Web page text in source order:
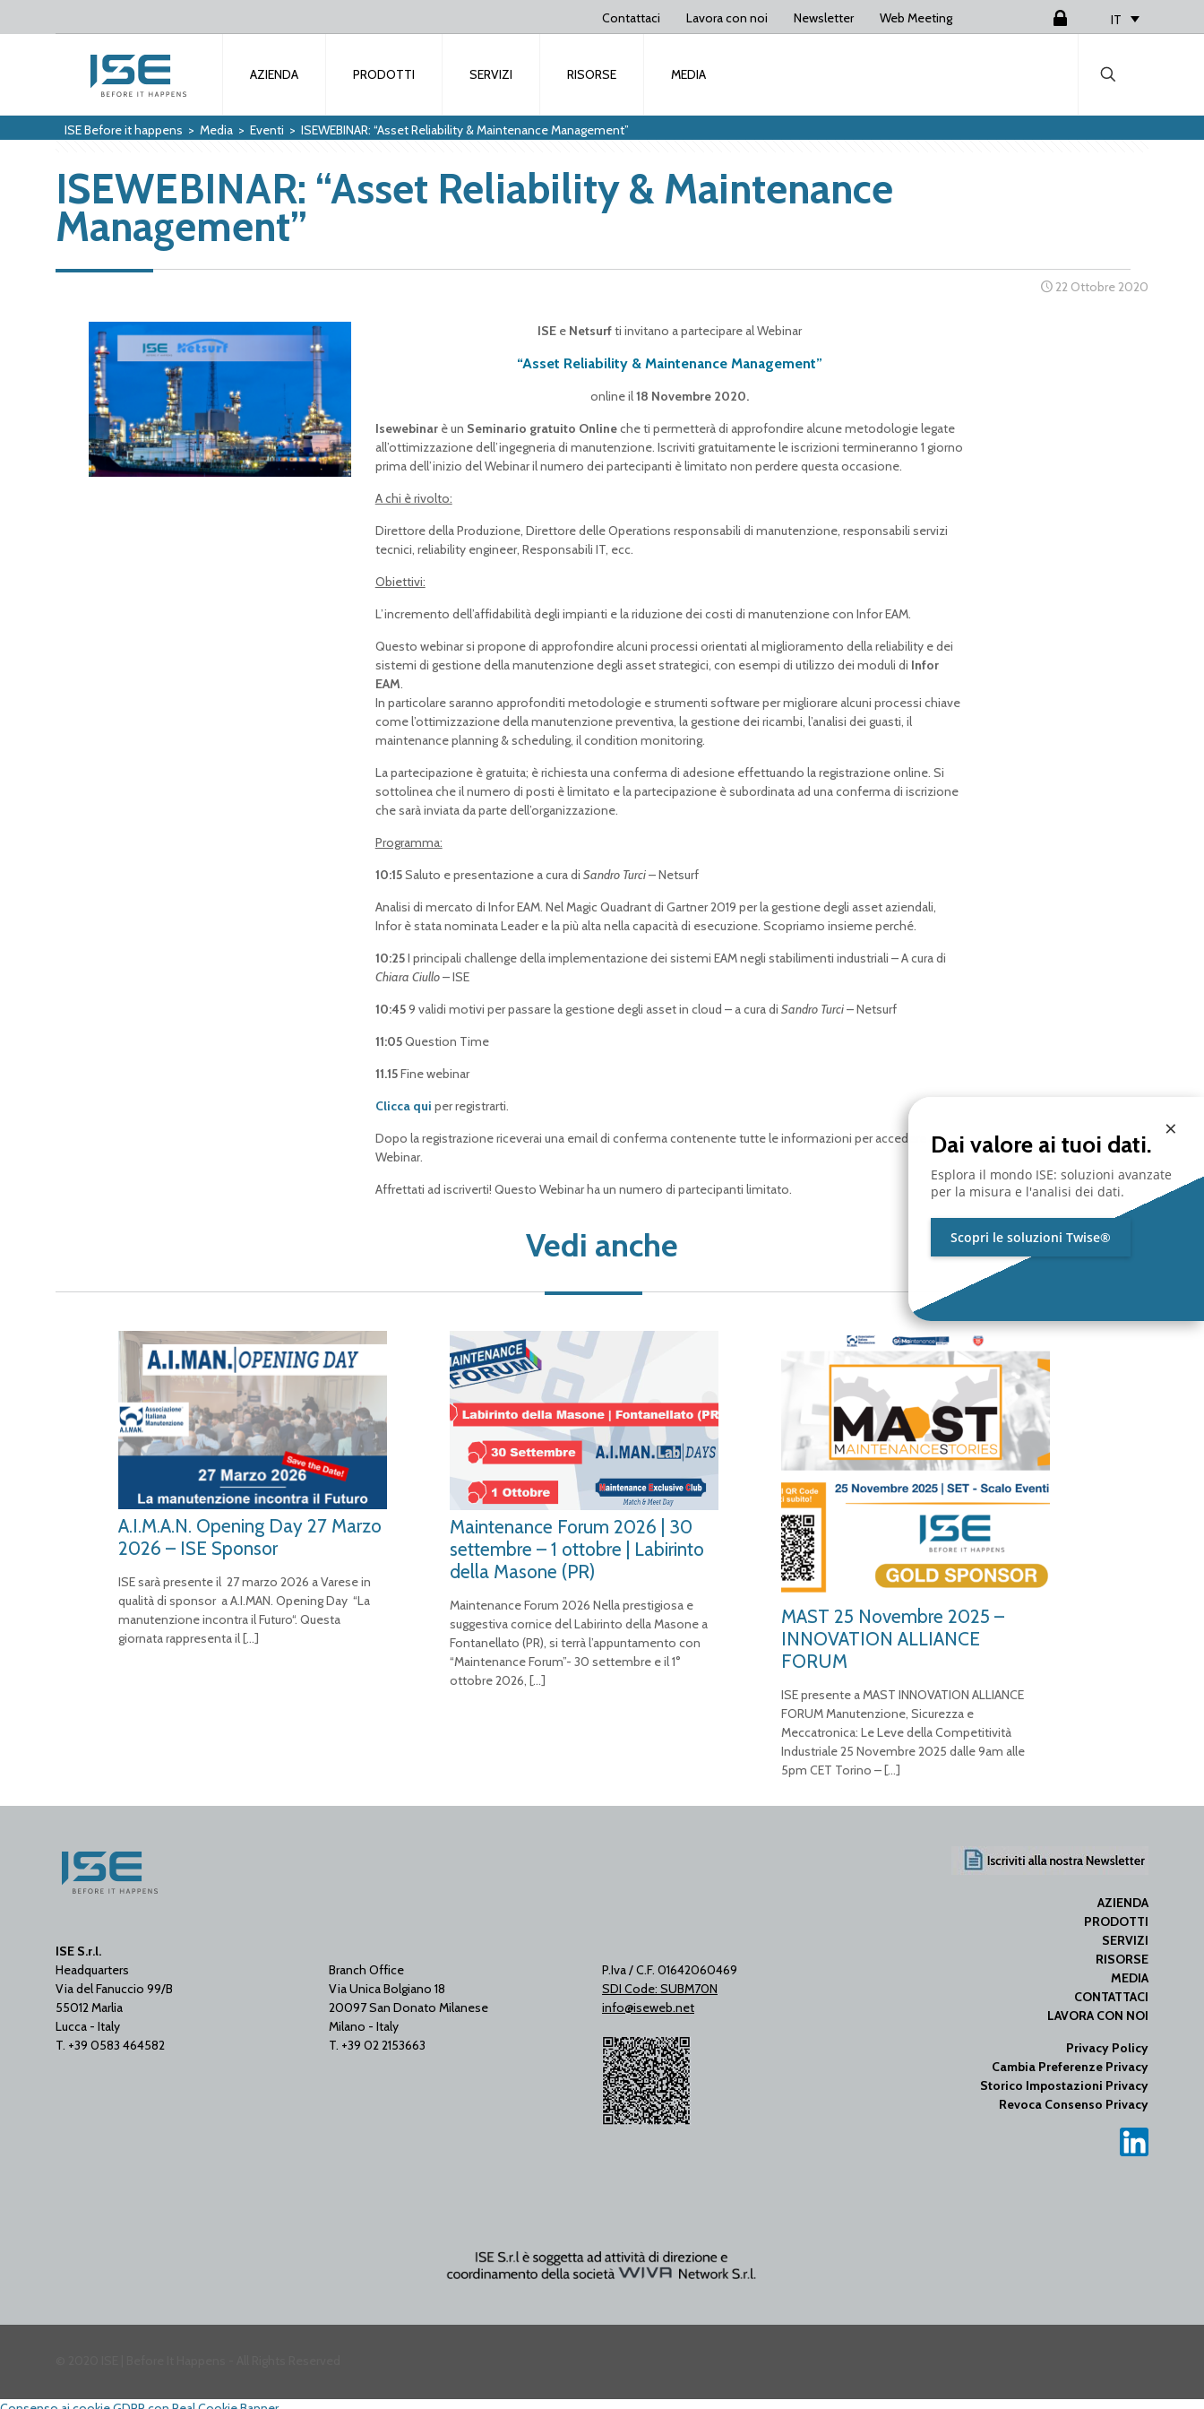
Contattaci Lavora con noi Newsletter Web Meeting IT
AZIENDA PRODOTTI SERVIZI RISORSE MEDIA
ISE Before it happens > Media > Eventi > ISEWEBINAR: “Asset Reliability & Maintenance Management”
ISEWEBINAR: “Asset Reliability & Maintenance
Management”
22 Ottobre 2020
ISE eNetsurfti invitano a partecipare al Webinar
“Asset Reliability & Maintenance Management”
online il18 Novembre 2020.
Isewebinarè un Seminario gratuito Onlineche ti permetterà di approfondire alcune metodologie legate
all’ottimizzazione dell’ingegneria di manutenzione. Iscriviti gratuitamente le iscrizioni termineranno 1 giorno
prima dell’inizio del Webinar il numero dei partecipanti è limitato non perdere questa occasione.
A chi è rivolto:
Direttore della Produzione, Direttore delle Operations responsabili di manutenzione, responsabili servizi
tecnici, reliability engineer, Responsabili IT, ecc.
Obiettivi:
L’incremento dell’affidabilità degli impianti e la riduzione dei costi di manutenzione con Infor EAM.
Questo webinar si propone di approfondire alcuni processi orientati al miglioramento della reliability e dei
sistemi di gestione della manutenzione degli asset strategici, con esempi di utilizzo dei moduli di Infor
EAM.
In particolare saranno approfonditi metodologie e strumenti software per migliorare alcuni processi chiave
come l’ottimizzazione della manutenzione preventiva, la gestione dei ricambi, l’analisi dei guasti, il
maintenance planning & scheduling, il condition monitoring.
La partecipazione è gratuita; è richiesta una conferma di adesione effettuando la registrazione online. Si
sottolinea che il numero di posti è limitato e la partecipazione è subordinata ad una conferma di iscrizione
che sarà inviata da parte dell’organizzazione.
Programma:
10:15Saluto e presentazione a cura di Sandro Turci– Netsurf
Analisi di mercato di Infor EAM. Nel Magic Quadrant di Gartner 2019 per la gestione degli asset aziendali,
Infor è stata nominata Leader e la più alta nella capacità di esecuzione. Scopriamo insieme perché.
10:25I principali challenge della implementazione dei sistemi EAM negli stabilimenti industriali – A cura di
Chiara Ciullo– ISE
10:459 validi motivi per passare la gestione degli asset in cloud – a cura di Sandro Turci– Netsurf
11:05Question Time
11.15Fine webinar
Clicca qui per registrarti.
Dopo la registrazione riceverai una email di conferma contenente tutte le informazioni per accedere al
Webinar.
Affrettati ad iscriverti! Questo Webinar ha un numero di partecipanti limitato.
Vedi anche
A.I.M.A.N. Opening Day 27 Marzo
2026 – ISE Sponsor
ISE sarà presente il 27 marzo 2026 a Varese in
qualità di sponsor a A.I.MAN. Opening Day “La
manutenzione incontra il Futuro“. Questa
giornata rappresenta il […]
Maintenance Forum 2026 | 30
settembre – 1 ottobre | Labirinto
della Masone (PR)
Maintenance Forum 2026 Nella prestigiosa e
suggestiva cornice del Labirinto della Masone a
Fontanellato (PR), si terrà l’appuntamento con
“Maintenance Forum”- 30 settembre e il 1°
ottobre 2026, […]
MAST 25 Novembre 2025 –
INNOVATION ALLIANCE
FORUM
ISE presente a MAST INNOVATION ALLIANCE
FORUM Manutenzione, Sicurezza e
Meccatronica: Le Leve della Competitività
Industriale 25 Novembre 2025 dalle 9am alle
5pm CET Torino –[…]
ISE S.r.l.
Headquarters
Via del Fanuccio 99/B
55012 Marlia
Lucca - Italy
T. +39 0583 464582
Branch Office
Via Unica Bolgiano 18
20097 San Donato Milanese
Milano - Italy
T. +39 02 2153663
P.Iva / C.F. 01642060469
SDI Code: SUBM70N
info@iseweb.net
AZIENDA
PRODOTTI
SERVIZI
RISORSE
MEDIA
CONTATTACI
LAVORA CON NOI
Privacy Policy
Cambia Preferenze Privacy
Storico Impostazioni Privacy
Revoca Consenso Privacy
×
Dai valore ai tuoi dati.
Esplora il mondo ISE: soluzioni avanzate
per la misura e l'analisi dei dati.
Scopri le soluzioni Twise®